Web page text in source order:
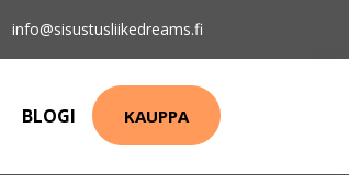
info@sisustusliikedreams.fi
BLOGI KAUPPA